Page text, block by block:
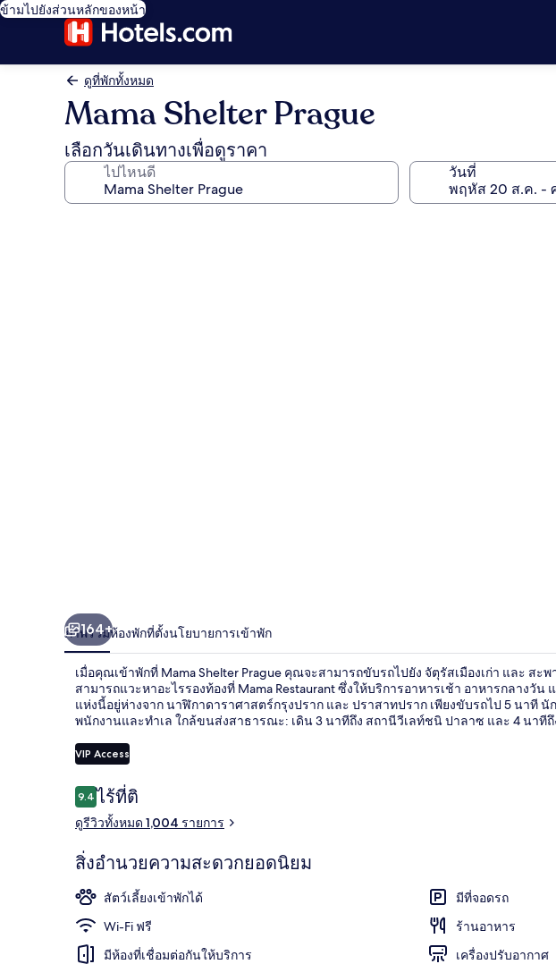
ข้ามไปยังส่วนหลักของหน้า
ดูที่พักทั้งหมด
Mama Shelter Prague
เลือกวันเดินทางเพื่อดูราคา
ไปไหนดี วันที่
164+
ภาพรวมห้องพักที่ตั้งนโยบายการเข้าพัก
เมื่อคุณเข้าพักที่ Mama Shelter Prague คุณจะสามารถขับรถไปยัง จัตุรัสเมืองเก่า และ สะ
สามารถแวะหาอะไรรองท้องที่ Mama Restaurant ซึ่งให้บริการอาหารเช้า อาหารกลางวัน
แห่งนี้อยู่ห่างจาก นาฬิกาดาราศาสตร์กรุงปราก และ ปราสาทปราก เพียงขับรถไป 5 นาที นั
พนักงานและทำเล ใกล้ขนส่งสาธารณะ: เดิน 3 นาทีถึง สถานีวีเลท์ชนิ ปาลาซ และ 4 นาที
VIP Access
รีวิว
9.49.4 จาก 10
ไร้ที่ติ
ดูรีวิวทั้งหมด 1,004 รายการ
สิ่งอำนวยความสะดวกยอดนิยม
สัตว์เลี้ยงเข้าพักได้
มีที่จอดรถ
Wi-Fi ฟรี
ร้านอาหาร
มีห้องที่เชื่อมต่อกันให้บริการ
เครื่องปรับอากาศ